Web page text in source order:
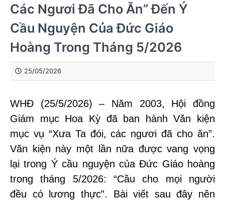
Các Ngươi Đã Cho Ăn” Đến Ý
Cầu Nguyện Của Đức Giáo
Hoàng Trong Tháng 5/2026
25/05/2026
WHĐ (25/5/2026) – Năm 2003, Hội đồng
Giám mục Hoa Kỳ đã ban hành Văn kiện
mục vụ “Xưa Ta đói, các ngươi đã cho ăn”.
Văn kiện này một lần nữa được vang vọng
lại trong Ý cầu nguyện của Đức Giáo hoàng
trong tháng 5/2026: “Cầu cho mọi người
đều có lương thực”. Bài viết sau đây nên